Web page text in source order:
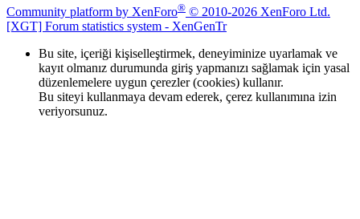
Community platform by XenForo® © 2010-2026 XenForo Ltd.
[XGT] Forum statistics system - XenGenTr
Bu site, içeriği kişiselleştirmek, deneyiminize uyarlamak ve
kayıt olmanız durumunda giriş yapmanızı sağlamak için yasal
düzenlemelere uygun çerezler (cookies) kullanır.
Bu siteyi kullanmaya devam ederek, çerez kullanımına izin
veriyorsunuz.